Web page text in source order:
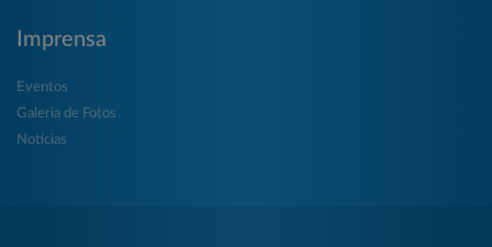
Imprensa
Eventos
Galeria de Fotos
Notícias